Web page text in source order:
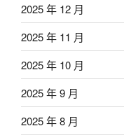
2025 年 12 月
2025 年 11 月
2025 年 10 月
2025 年 9 月
2025 年 8 月